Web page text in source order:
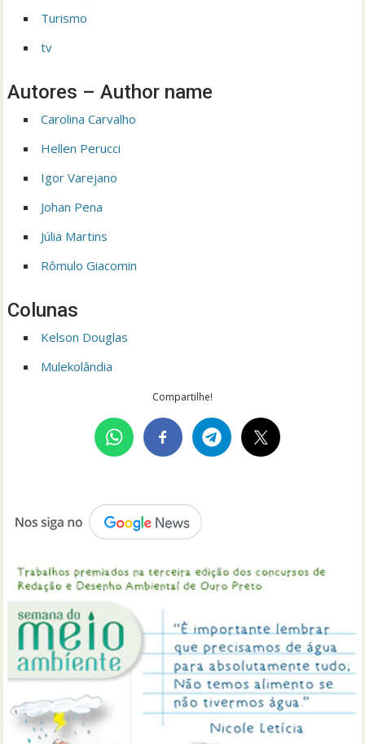
Turismo
tv
Autores – Author name
Carolina Carvalho
Hellen Perucci
Igor Varejano
Johan Pena
Júlia Martins
Rômulo Giacomin
Colunas
Kelson Douglas
Mulekolândia
Compartilhe!